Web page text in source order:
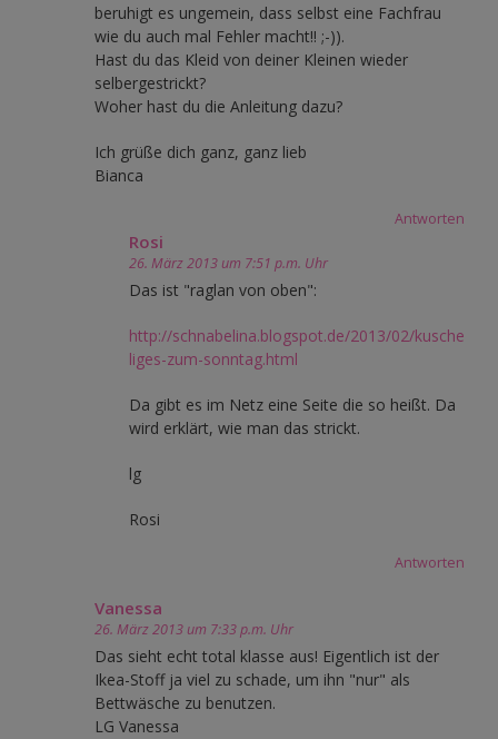
beruhigt es ungemein, dass selbst eine Fachfrau
wie du auch mal Fehler macht!! ;-)).
Hast du das Kleid von deiner Kleinen wieder
selbergestrickt?
Woher hast du die Anleitung dazu?
Ich grüße dich ganz, ganz lieb
Bianca
Antworten
Rosi
26. März 2013 um 7:51 p.m. Uhr
Das ist "raglan von oben":
http://schnabelina.blogspot.de/2013/02/kusche
liges-zum-sonntag.html
Da gibt es im Netz eine Seite die so heißt. Da
wird erklärt, wie man das strickt.
lg
Rosi
Antworten
Vanessa
26. März 2013 um 7:33 p.m. Uhr
Das sieht echt total klasse aus! Eigentlich ist der
Ikea-Stoff ja viel zu schade, um ihn "nur" als
Bettwäsche zu benutzen.
LG Vanessa